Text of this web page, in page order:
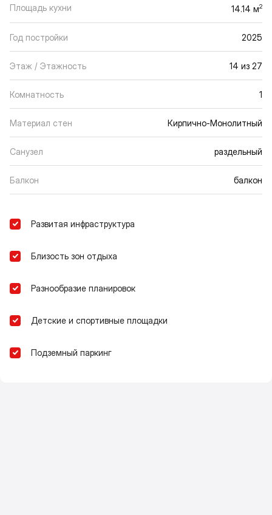
Площадь кухни 14.14 м2
Год постройки 2025
Этаж / Этажность 14 из 27
Комнатность 1
Материал стен Кирпично-Монолитный
Санузел раздельный
Балкон балкон
Развитая инфраструктура
Близость зон отдыха
Разнообразие планировок
Детские и спортивные площадки
Подземный паркинг